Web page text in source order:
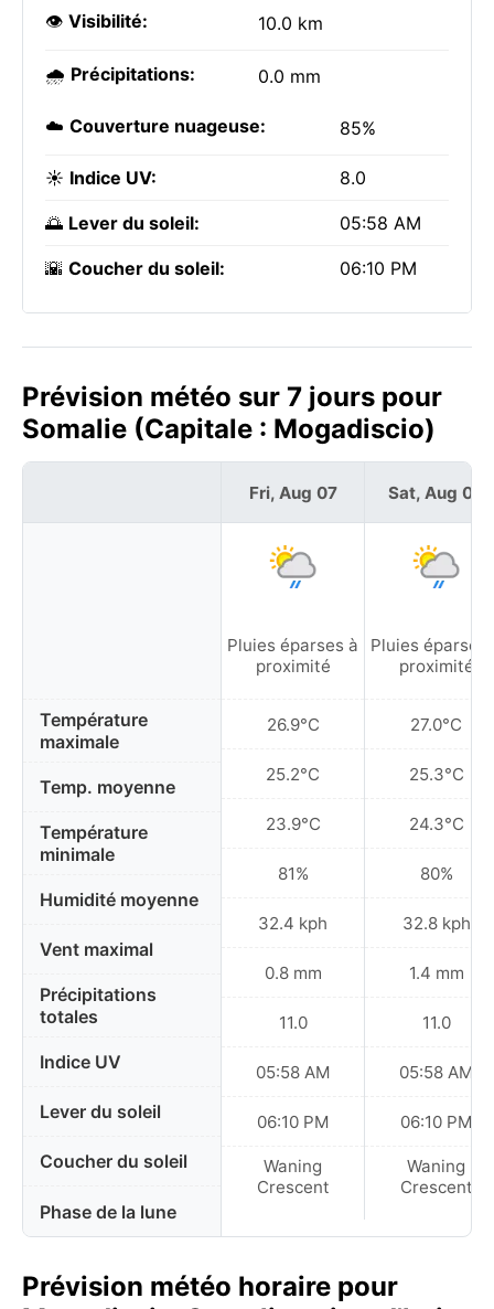
👁️ Visibilité: 10.0 km
🌧️ Précipitations: 0.0 mm
☁️ Couverture nuageuse: 85%
☀️ Indice UV: 8.0
🌅 Lever du soleil: 05:58 AM
🌇 Coucher du soleil: 06:10 PM
Prévision météo sur 7 jours pour
Somalie (Capitale : Mogadiscio)
Température
maximale
Temp. moyenne
Température
minimale
Humidité moyenne
Vent maximal
Précipitations
totales
Indice UV
Lever du soleil
Coucher du soleil
Phase de la lune
Fri, Aug 07
Pluies éparses à
proximité
26.9°C
25.2°C
23.9°C
81%
32.4 kph
0.8 mm
11.0
05:58 AM
06:10 PM
Waning
Crescent
Sat, Aug 08
Pluies éparses
proximité
27.0°C
25.3°C
24.3°C
80%
32.8 kph
1.4 mm
11.0
05:58 AM
06:10 PM
Waning
Crescent
Prévision météo horaire pour